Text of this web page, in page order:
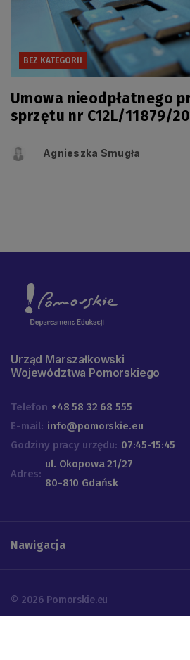
BEZ KATEGORII
Umowa nieodpłatnego
sprzętu nr C12L/11879/
Agnieszka Smugła
Urząd Marszałkowski
Województwa Pomorskiego
Telefon +48 58 32 68 555
E-mail: info@pomorskie.eu
Godziny pracy urzędu: 07:45-15:45
Adres:
ul. Okopowa 21/27
80-810 Gdańsk
Nawigacja
© 2026 Pomorskie.eu